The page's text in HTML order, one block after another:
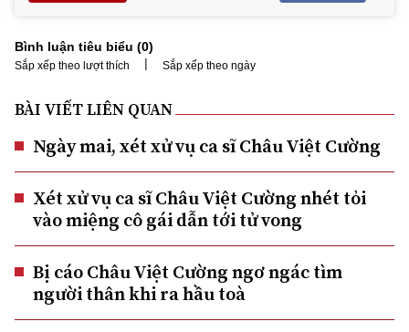
Bình luận tiêu biểu (0)
Sắp xếp theo lượt thích | Sắp xếp theo ngày
BÀI VIẾT LIÊN QUAN
Ngày mai, xét xử vụ ca sĩ Châu Việt Cường
Xét xử vụ ca sĩ Châu Việt Cường nhét tỏi
vào miệng cô gái dẫn tới tử vong
Bị cáo Châu Việt Cường ngơ ngác tìm
người thân khi ra hầu toà